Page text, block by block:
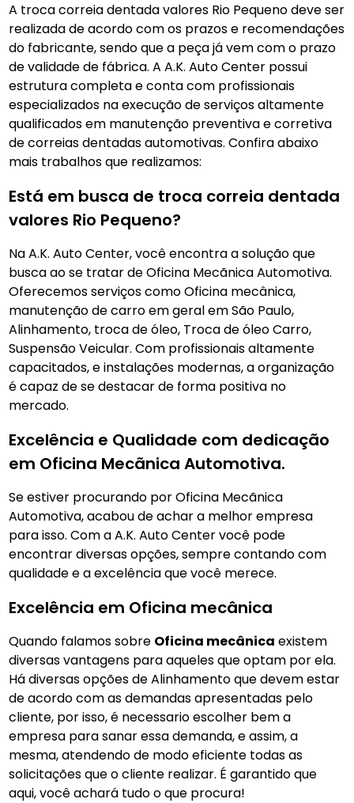
A troca correia dentada valores Rio Pequeno deve ser
realizada de acordo com os prazos e recomendações
do fabricante, sendo que a peça já vem com o prazo
de validade de fábrica. A A.K. Auto Center possui
estrutura completa e conta com profissionais
especializados na execução de serviços altamente
qualificados em manutenção preventiva e corretiva
de correias dentadas automotivas. Confira abaixo
mais trabalhos que realizamos:
Está em busca de troca correia dentada
valores Rio Pequeno?
Na A.K. Auto Center, você encontra a solução que
busca ao se tratar de Oficina Mecãnica Automotiva.
Oferecemos serviços como Oficina mecânica,
manutenção de carro em geral em São Paulo,
Alinhamento, troca de óleo, Troca de óleo Carro,
Suspensão Veicular. Com profissionais altamente
capacitados, e instalações modernas, a organização
é capaz de se destacar de forma positiva no
mercado.
Excelência e Qualidade com dedicação
em Oficina Mecãnica Automotiva.
Se estiver procurando por Oficina Mecãnica
Automotiva, acabou de achar a melhor empresa
para isso. Com a A.K. Auto Center você pode
encontrar diversas opções, sempre contando com
qualidade e a excelência que você merece.
Excelência em Oficina mecânica
Quando falamos sobre Oficina mecânica existem
diversas vantagens para aqueles que optam por ela.
Há diversas opções de Alinhamento que devem estar
de acordo com as demandas apresentadas pelo
cliente, por isso, é necessario escolher bem a
empresa para sanar essa demanda, e assim, a
mesma, atendendo de modo eficiente todas as
solicitações que o cliente realizar. É garantido que
aqui, você achará tudo o que procura!